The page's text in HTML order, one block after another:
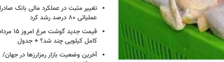
تغییر مثبت در عملکرد مالی بانک
عملیاتی ۸۰ درصد رشد کرد
کامل کیلویی چند شد؟ + جدول